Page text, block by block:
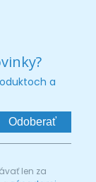
a
Odoberať
len za